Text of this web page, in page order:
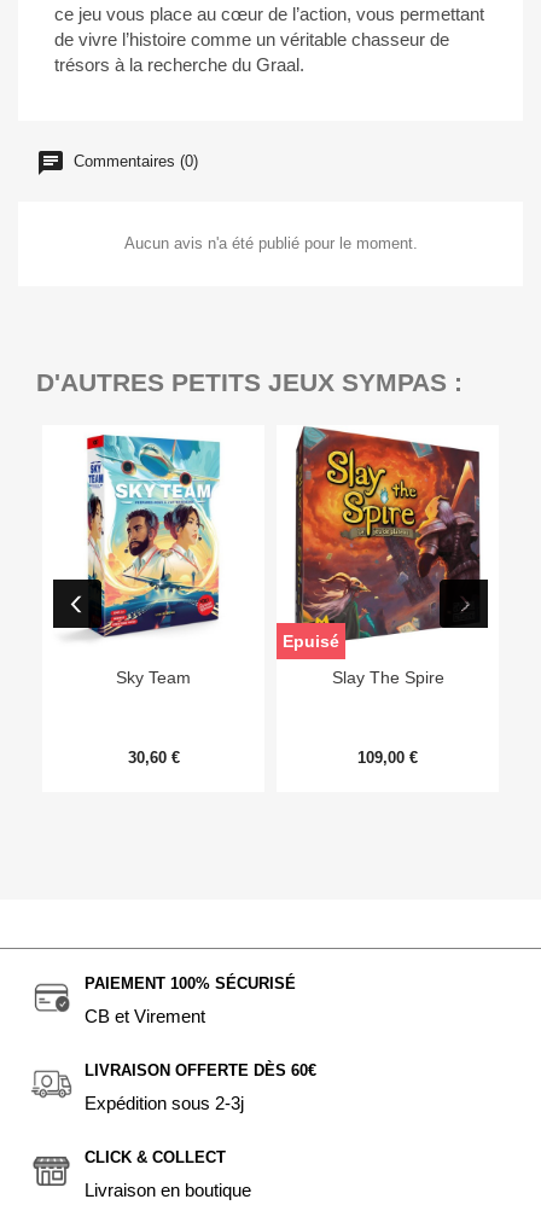
ce jeu vous place au cœur de l’action, vous permettant
de vivre l’histoire comme un véritable chasseur de
trésors à la recherche du Graal.
Commentaires (0)
Aucun avis n'a été publié pour le moment.
D'AUTRES PETITS JEUX SYMPAS :
Sky Team
30,60 €
Slay The Spire
109,00 €
Epuisé
PAIEMENT 100% SÉCURISÉ
CB et Virement
LIVRAISON OFFERTE DÈS 60€
Expédition sous 2-3j
CLICK & COLLECT
Livraison en boutique